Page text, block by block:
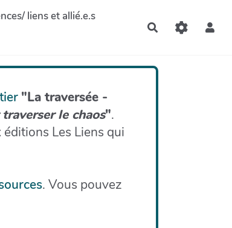
liens et allié.e.s
Rechercher
"La traversée -
le chaos".
Les Liens qui
. Vous pouvez